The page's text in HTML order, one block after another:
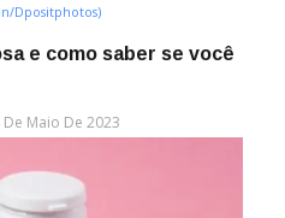
Dpositphotos)
e como saber se você
De Maio De 2023